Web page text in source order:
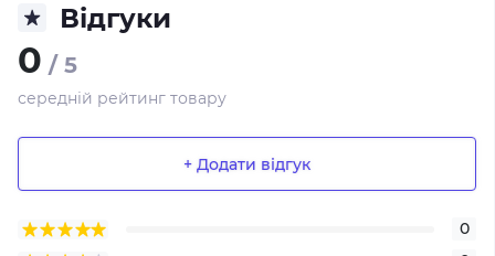
Відгуки
0 / 5
середній рейтинг товару
+ Додати відгук
0